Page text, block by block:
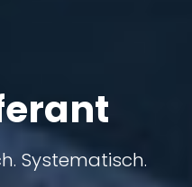
Systematisch.